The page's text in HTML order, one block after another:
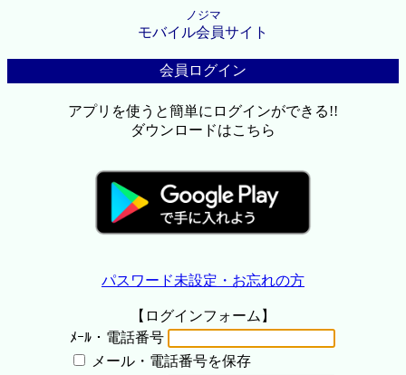
ノジマ
モバイル会員サイト
会員ログイン
アプリを使うと簡単にログインができる!!
ダウンロードはこちら
パスワード未設定・お忘れの方
【ログインフォーム】
ﾒｰﾙ・電話番号
メール・電話番号を保存